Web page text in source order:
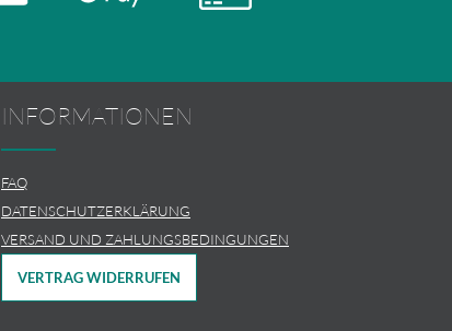
INFORMATIONEN
FAQ
DATENSCHUTZERKLÄRUNG
VERSAND UND ZAHLUNGSBEDINGUNGEN
VERTRAG WIDERRUFEN